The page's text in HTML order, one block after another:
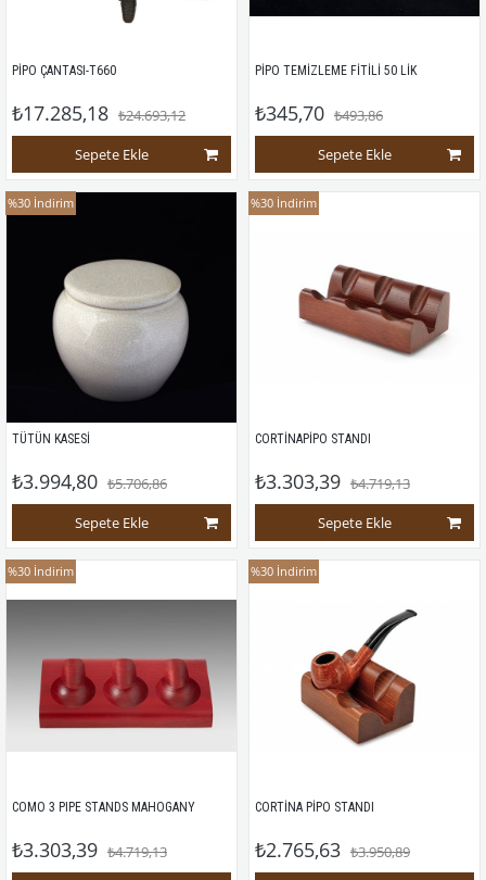
PİPO ÇANTASI-T660
₺17.285,18 ₺24.693,12
Sepete Ekle
PİPO TEMİZLEME FİTİLİ 50 LİK
₺345,70 ₺493,86
Sepete Ekle
TÜTÜN KASESİ
₺3.994,80 ₺5.706,86
Sepete Ekle
%30 İndirim
CORTİNAPİPO STANDI
₺3.303,39 ₺4.719,13
Sepete Ekle
%30 İndirim
COMO 3 PIPE STANDS MAHOGANY
₺3.303,39 ₺4.719,13
%30 İndirim
CORTİNA PİPO STANDI
₺2.765,63 ₺3.950,89
%30 İndirim